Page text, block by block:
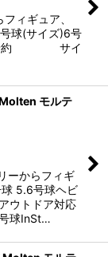
ィギュア、
球(サイズ)6号
予約 サイ
モルテ
ーからフィギ
5.6号球ヘビ
ウトドア対応
球InSt…